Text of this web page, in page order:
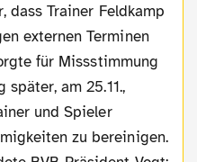
dass Trainer Feldkamp
externen Terminen
für Missstimmung
später, am 25.11.,
und Spieler
zu bereinigen.